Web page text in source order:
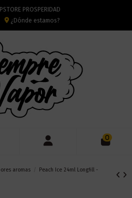
PROSPERIDAD
¿Dónde estamos?
0
aromas
Peach Ice 24ml Longfill -